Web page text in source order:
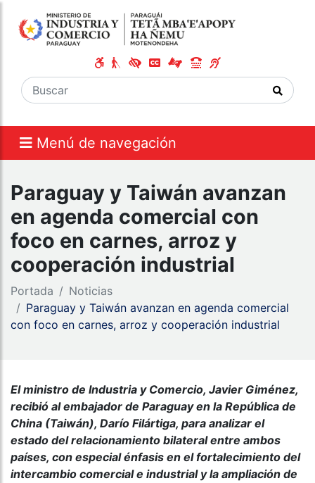
Menú de navegación
Paraguay y Taiwán avanzan
en agenda comercial con
foco en carnes, arroz y
cooperación industrial
Portada
Noticias
Paraguay y Taiwán avanzan en agenda comercial
con foco en carnes, arroz y cooperación industrial
El ministro de Industria y Comercio, Javier Giménez,
recibió al embajador de Paraguay en la República de
China (Taiwán), Darío Filártiga, para analizar el
estado del relacionamiento bilateral entre ambos
países, con especial énfasis en el fortalecimiento del
intercambio comercial e industrial y la ampliación de